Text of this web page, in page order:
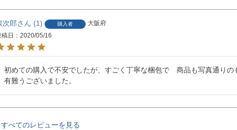
次郎 1 購入者
大阪府
稿日
2020/05/16
初めての購入で不安でしたが、すごく丁寧な梱包で　商品も写真通りの
有難うございました。
すべてのレビューを見る